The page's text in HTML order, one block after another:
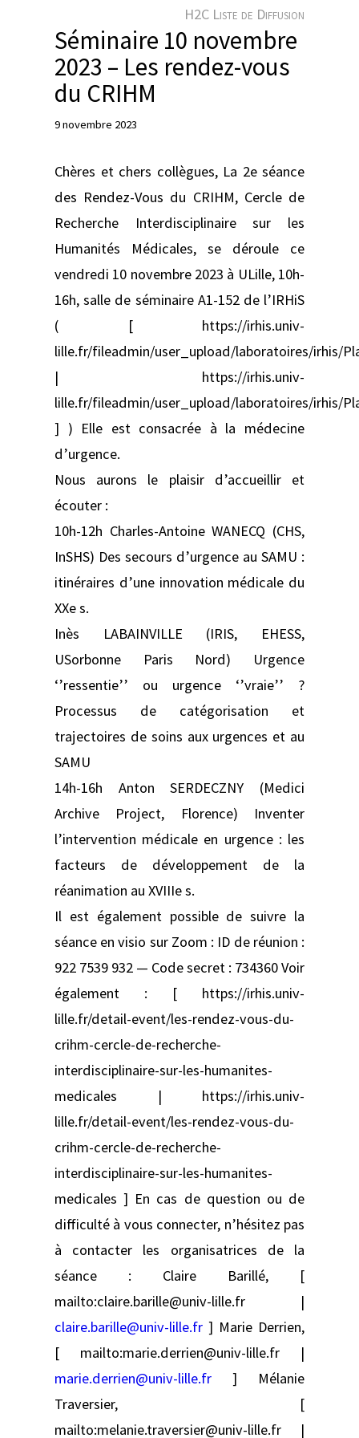
r
H2C Liste de Diffusion
Séminaire 10 novembre
2023 – Les rendez-vous
du CRIHM
9 novembre 2023
Chères et chers collègues, La 2e séance
des Rendez-Vous du CRIHM, Cercle de
Recherche Interdisciplinaire sur les
Humanités Médicales, se déroule ce
vendredi 10 novembre 2023 à ULille, 10h-
16h, salle de séminaire A1-152 de l’IRHiS
( [ https://irhis.univ-
lille.fr/fileadmin/user_upload/laboratoires/irhis/
| https://irhis.univ-
lille.fr/fileadmin/user_upload/laboratoires/irhis/
] ) Elle est consacrée à la médecine
d’urgence.
Nous aurons le plaisir d’accueillir et
écouter :
10h-12h Charles-Antoine WANECQ (CHS,
InSHS) Des secours d’urgence au SAMU :
itinéraires d’une innovation médicale du
XXe s.
Inès LABAINVILLE (IRIS, EHESS,
USorbonne Paris Nord) Urgence
‘’ressentie’’ ou urgence ‘’vraie’’ ?
Processus de catégorisation et
trajectoires de soins aux urgences et au
SAMU
14h-16h Anton SERDECZNY (Medici
Archive Project, Florence) Inventer
l’intervention médicale en urgence : les
facteurs de développement de la
réanimation au XVIIIe s.
Il est également possible de suivre la
séance en visio sur Zoom : ID de réunion :
922 7539 932 — Code secret : 734360 Voir
également : [ https://irhis.univ-
lille.fr/detail-event/les-rendez-vous-du-
crihm-cercle-de-recherche-
interdisciplinaire-sur-les-humanites-
medicales | https://irhis.univ-
lille.fr/detail-event/les-rendez-vous-du-
crihm-cercle-de-recherche-
interdisciplinaire-sur-les-humanites-
medicales ] En cas de question ou de
difficulté à vous connecter, n’hésitez pas
à contacter les organisatrices de la
séance : Claire Barillé, [
mailto:claire.barille@univ-lille.fr |
claire.barille@univ-lille.fr ] Marie Derrien,
[ mailto:marie.derrien@univ-lille.fr |
marie.derrien@univ-lille.fr ] Mélanie
Traversier, [
mailto:melanie.traversier@univ-lille.fr |